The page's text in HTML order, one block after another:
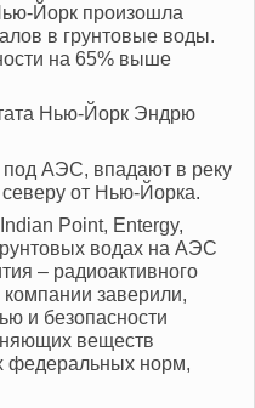
Йорк произошла
в грунтовые воды.
на 65% выше
Нью-Йорк Эндрю
АЭС, впадают в реку
от Нью-Йорка.
Point, Entergy,
водах на АЭС
– радиоактивного
заверили,
и безопасности
веществ
федеральных норм,